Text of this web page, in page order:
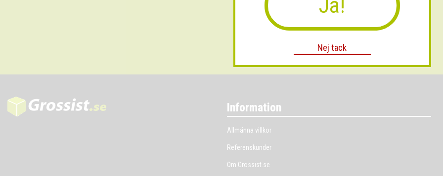
Information
Allmänna villkor
Referenskunder
Om Grossist.se
Nej tack